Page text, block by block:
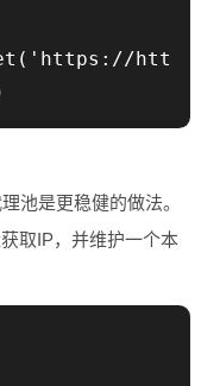
池是更稳健的做法。
取IP，并维护一个本